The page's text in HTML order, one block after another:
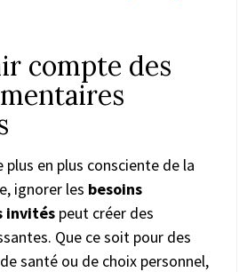
compte des
plus en plus consciente de la
ignorer les besoins
invités peut créer des
Que ce soit pour des
santé ou de choix personnel,